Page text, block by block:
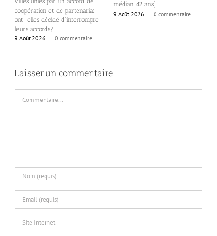
coopération et de partenariat
ont-elles décidé d’interrompre
leurs accords?.
9 Août 2026
| 0 commentaire
médian 42 ans)
9 Août 2026
| 0 commentaire
Laisser un commentaire